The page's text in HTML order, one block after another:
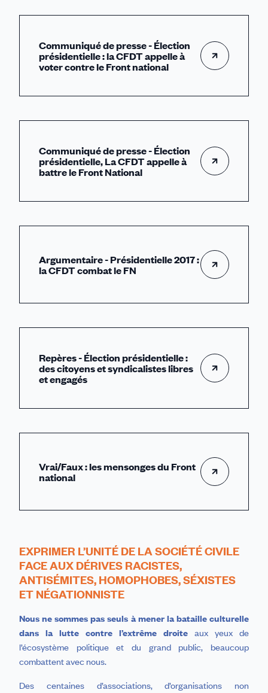
Communiqué de presse - Élection
présidentielle : la CFDT appelle à
voter contre le Front national
Communiqué de presse - Élection
présidentielle, La CFDT appelle à
battre le Front National
Argumentaire - Présidentielle 2017 :
la CFDT combat le FN
Repères - Élection présidentielle :
des citoyens et syndicalistes libres
et engagés
Vrai/Faux : les mensonges du Front
national
EXPRIMER L’UNITÉ DE LA SOCIÉTÉ CIVILE
FACE AUX DÉRIVES RACISTES,
ANTISÉMITES, HOMOPHOBES, SÉXISTES
ET NÉGATIONNISTE
Nous ne sommes pas seuls à mener la bataille culturelle
dans la lutte contre l’extrême droite aux yeux de
l’écosystème politique et du grand public, beaucoup
combattent avec nous.
Des centaines d’associations, d’organisations non